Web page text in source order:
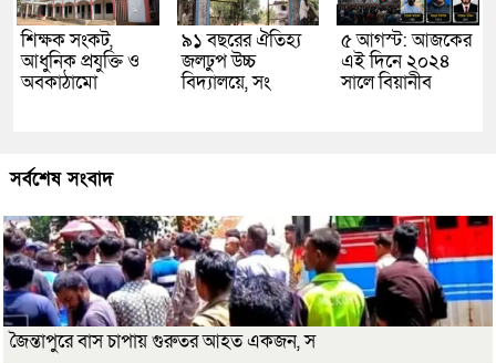
শিক্ষক সংকট,
আধুনিক প্রযুক্তি ও
অবকাঠামো
৯১ বছরের ঐতিহ্য
জলঢুপ উচ্চ
বিদ্যালয়ে, সং
৫ আগস্ট: আজকের
এই দিনে ২০২৪
সালে বিয়ানীব
সর্বশেষ সংবাদ
জৈন্তাপুরে বাস চাপায় গুরুতর আহত একজন, স